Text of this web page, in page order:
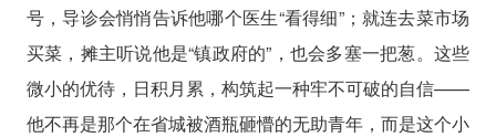
号，导诊会悄悄告诉他哪个医生“看得细”；就连去菜市场
买菜，摊主听说他是“镇政府的”，也会多塞一把葱。这些
微小的优待，日积月累，构筑起一种牢不可破的自信——
他不再是那个在省城被酒瓶砸懵的无助青年，而是这个小